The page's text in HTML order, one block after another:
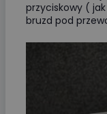
przyciskowy (
bruzd pod